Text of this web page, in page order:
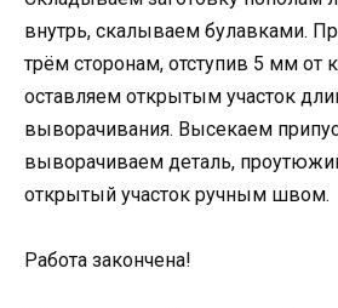
внутрь, скалываем булавками.
трём сторонам, отступив 5 мм от
оставляем открытым участок
выворачивания. Высекаем
выворачиваем деталь,
открытый участок ручным швом.
Работа закончена!